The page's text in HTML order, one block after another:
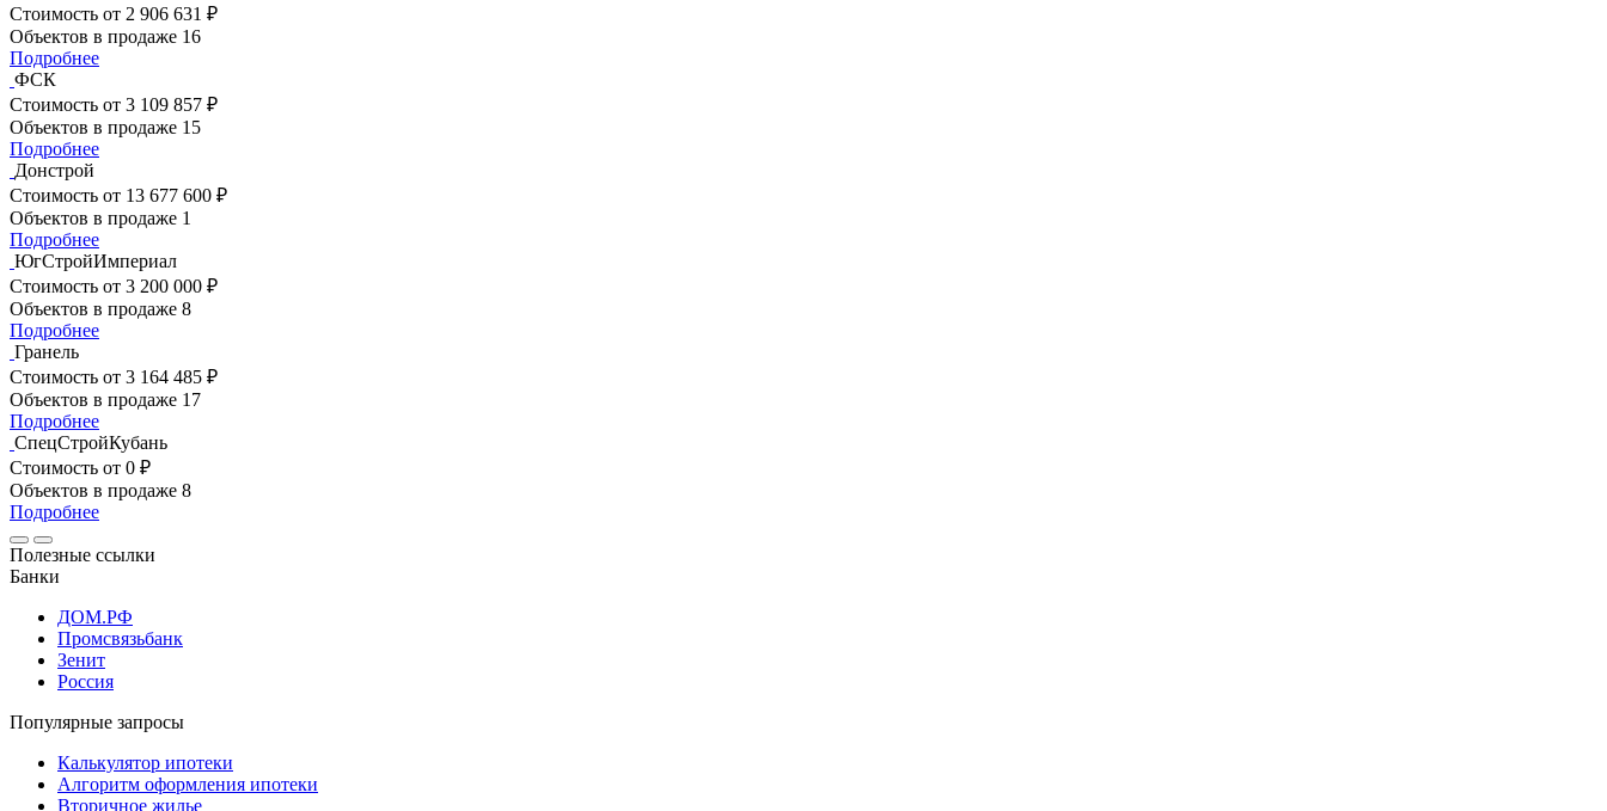
Стоимость от 2 906 631 ₽
Объектов в продаже 16
Подробнее
ФСК
Стоимость от 3 109 857 ₽
Объектов в продаже 15
Подробнее
Донстрой
Стоимость от 13 677 600 ₽
Объектов в продаже 1
Подробнее
ЮгСтройИмпериал
Стоимость от 3 200 000 ₽
Объектов в продаже 8
Подробнее
Гранель
Стоимость от 3 164 485 ₽
Объектов в продаже 17
Подробнее
СпецСтройКубань
Стоимость от 0 ₽
Объектов в продаже 8
Подробнее
Полезные ссылки
Банки
ДОМ.РФ
Промсвязьбанк
Зенит
Россия
Популярные запросы
Калькулятор ипотеки
Алгоритм оформления ипотеки
Вторичное жилье